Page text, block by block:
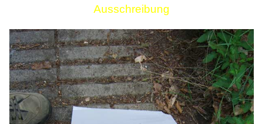
Ausschreibung